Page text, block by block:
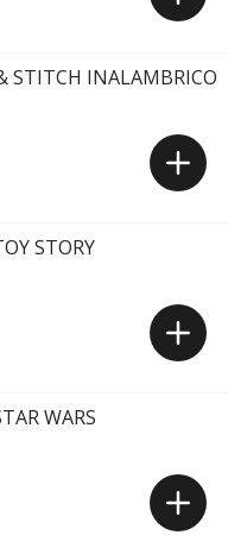
STITCH INALAMBRICO
STORY
WARS